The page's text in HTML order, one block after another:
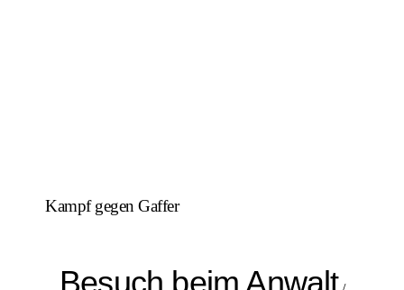
Kampf gegen Gaffer
Besuch beim Anwalt